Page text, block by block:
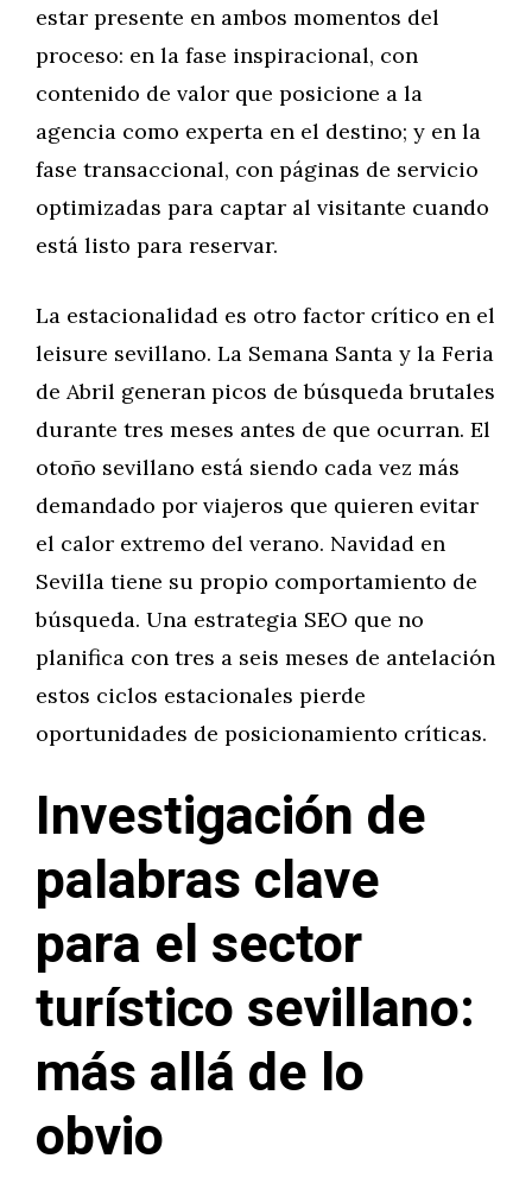
estar presente en ambos momentos del
proceso: en la fase inspiracional, con
contenido de valor que posicione a la
agencia como experta en el destino; y en la
fase transaccional, con páginas de servicio
optimizadas para captar al visitante cuando
está listo para reservar.
La estacionalidad es otro factor crítico en el
leisure sevillano. La Semana Santa y la Feria
de Abril generan picos de búsqueda brutales
durante tres meses antes de que ocurran. El
otoño sevillano está siendo cada vez más
demandado por viajeros que quieren evitar
el calor extremo del verano. Navidad en
Sevilla tiene su propio comportamiento de
búsqueda. Una estrategia SEO que no
planifica con tres a seis meses de antelación
estos ciclos estacionales pierde
oportunidades de posicionamiento críticas.
Investigación de
palabras clave
para el sector
turístico sevillano:
más allá de lo
obvio